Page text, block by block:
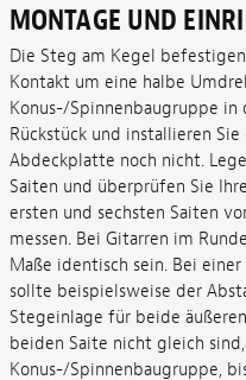
MONTAGE UND
Die Steg am Kegel
Kontakt um eine halbe
Konus-/Spinnenbaugruppe
Rückstück und installieren
Abdeckplatte noch nicht.
Saiten und überprüfen Sie
ersten und sechsten Saiten
messen. Bei Gitarren im
Maße identisch sein. Bei
sollte beispielsweise der
Stegeinlage für beide
beiden Saite nicht gleich
Konus-/Spinnenbaugruppe,